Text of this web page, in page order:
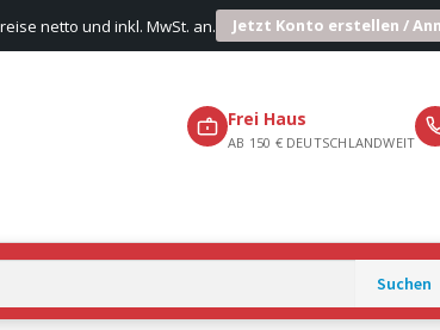
netto und inkl. MwSt. an. Jetzt Konto erstellen /
Frei Haus
AB 150 € DEUTSCHLANDWEIT